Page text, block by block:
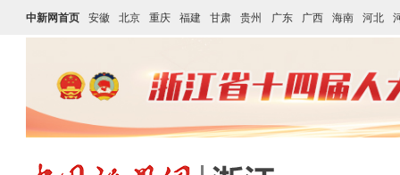
中新网首页 安徽 北京 重庆 福建 甘肃 贵州 广东 广西 海南 河北